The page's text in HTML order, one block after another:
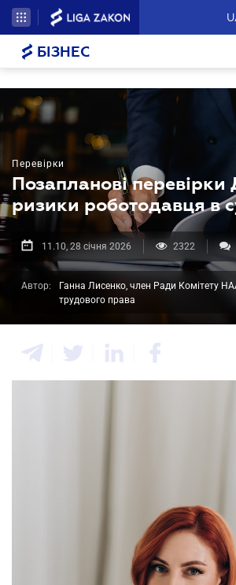
БІЗНЕС
Перевірки
Позапланові перевірки
ризики роботодавця в
11.10, 28 січня 2026 2322
Автор:
Ганна Лисенко, член Ради Комітету
трудового права